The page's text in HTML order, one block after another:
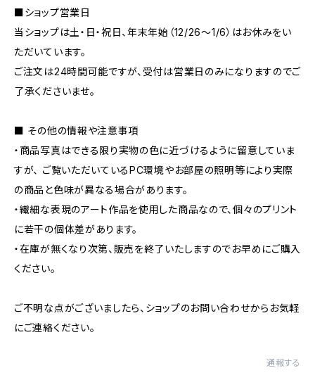
■ショップ営業日
当ショップは土・日・祝日、年末年始（12/26〜1/6）はお休みをい
ただいています。
ご注文は24時間可能ですが、受付は営業日のみになりますのでご
了承くださいませ。
■ その他の情報や注意事項
・商品写真はできる限り実物の色に近づけるように留意していま
すが、 ご覧いただいているPC環境やお部屋の照明等により実際
の商品と色味が異なる場合があります。
・繊細な表現のアート作品を使用した商品なので、個々のプリント
に若干の個体差があります。
・在庫が無くなり次第、販売を終了いたしますのでお早めにご購入
ください。
ご不明な点がございましたら、ショップのお問い合わせからお気軽
にご連絡ください。
通報する